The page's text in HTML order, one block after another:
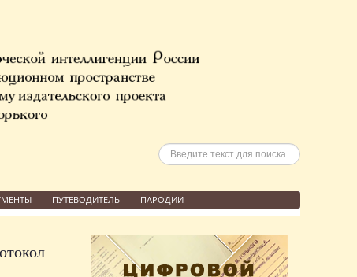
Искать
ПУТЕВОДИТЕЛЬ ПАРОДИИ